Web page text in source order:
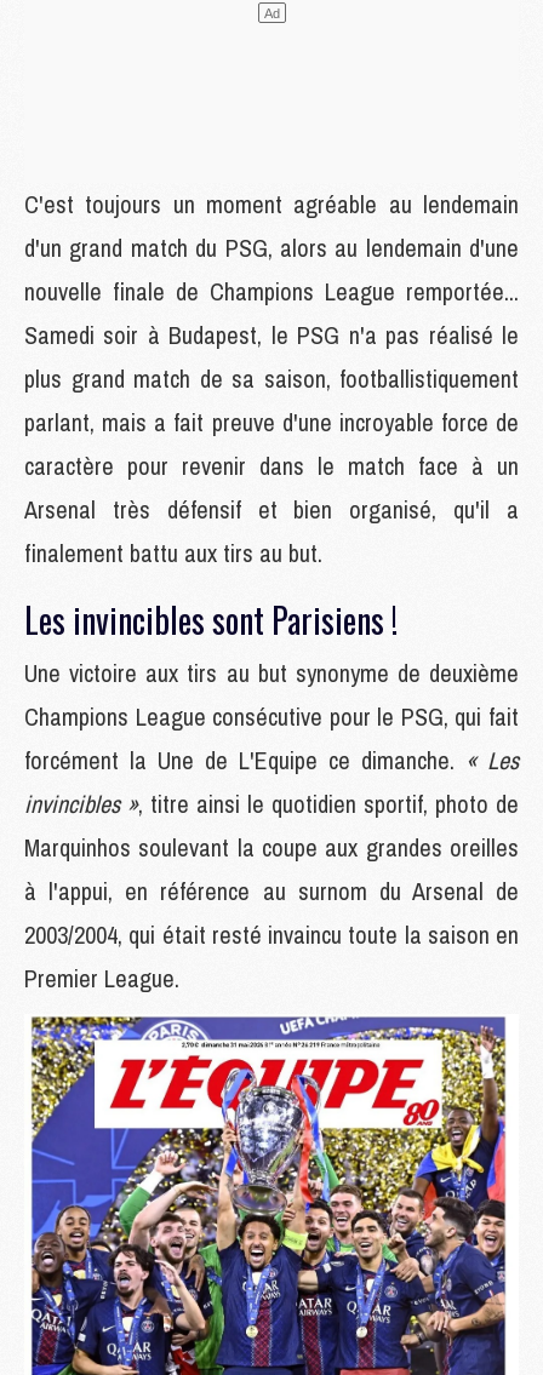
C'est toujours un moment agréable au lendemain
d'un grand match du PSG, alors au lendemain d'une
nouvelle finale de Champions League remportée...
Samedi soir à Budapest, le PSG n'a pas réalisé le
plus grand match de sa saison, footballistiquement
parlant, mais a fait preuve d'une incroyable force de
caractère pour revenir dans le match face à un
Arsenal très défensif et bien organisé, qu'il a
finalement battu aux tirs au but.
Les invincibles sont Parisiens !
Une victoire aux tirs au but synonyme de deuxième
Champions League consécutive pour le PSG, qui fait
forcément la Une de L'Equipe ce dimanche. « Les
invincibles », titre ainsi le quotidien sportif, photo de
Marquinhos soulevant la coupe aux grandes oreilles
à l'appui, en référence au surnom du Arsenal de
2003/2004, qui était resté invaincu toute la saison en
Premier League.